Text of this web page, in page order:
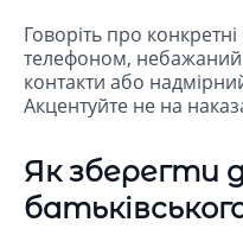
Говоріть про
телефоном, небажаний
контакти або
Акцентуйте не на
Як зберегти